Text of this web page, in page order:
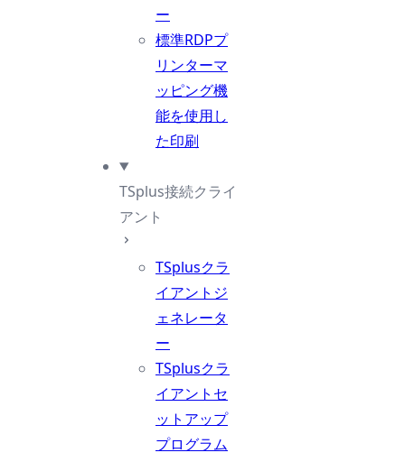
ー
標準RDPプ
リンターマ
ッピング機
能を使用し
た印刷
TSplus接続クライ
アント
TSplusクラ
イアントジ
ェネレータ
ー
TSplusクラ
イアントセ
ットアップ
プログラム